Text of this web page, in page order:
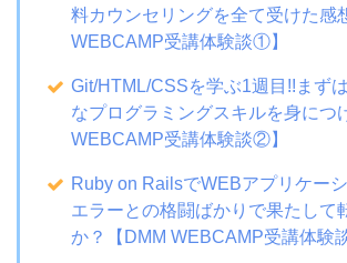
料カウンセリングを全て受けた感
WEBCAMP受講体験談①】
Git/HTML/CSSを学ぶ1週目!!まず
なプログラミングスキルを身につ
WEBCAMP受講体験談②】
Ruby on RailsでWEBアプリケー
エラーとの格闘ばかりで果たして
か？【DMM WEBCAMP受講体験